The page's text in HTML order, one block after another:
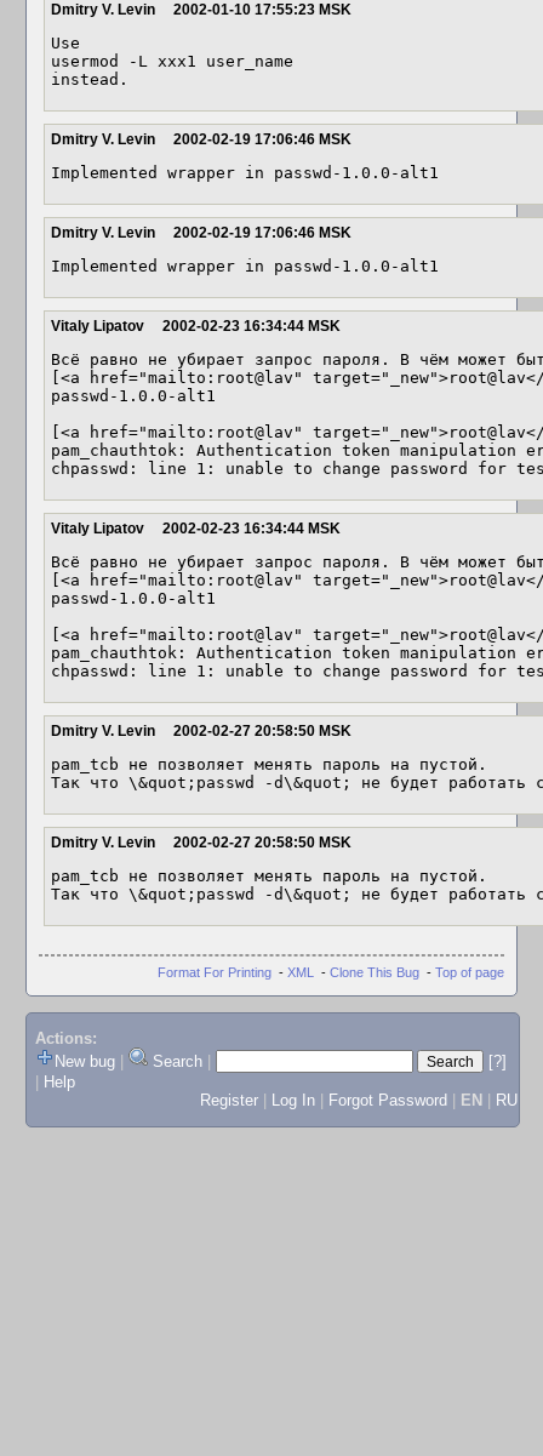
Dmitry V. Levin 2002-01-10 17:55:23 MSK
Use
usermod -L xxx1 user_name
instead.
Dmitry V. Levin 2002-02-19 17:06:46 MSK
Implemented wrapper in passwd-1.0.0-alt1
Dmitry V. Levin 2002-02-19 17:06:46 MSK
Implemented wrapper in passwd-1.0.0-alt1
Vitaly Lipatov 2002-02-23 16:34:44 MSK
Всё равно не убирает запрос пароля. В чём может
[<a href="mailto:root@lav"
passwd-1.0.0-alt1
[<a href="mailto:root@lav"
pam_chauthtok: Authentication token manipulation
chpasswd: line 1: unable to change password for
Vitaly Lipatov 2002-02-23 16:34:44 MSK
Всё равно не убирает запрос пароля. В чём может
[<a href="mailto:root@lav"
passwd-1.0.0-alt1
[<a href="mailto:root@lav"
pam_chauthtok: Authentication token manipulation
chpasswd: line 1: unable to change password for
Dmitry V. Levin 2002-02-27 20:58:50 MSK
pam_tcb не позволяет менять пароль на пустой.
Dmitry V. Levin 2002-02-27 20:58:50 MSK
pam_tcb не позволяет менять пароль на пустой.
Format For Printing - XML - Clone This Bug - Top of page
Actions:
New bug
Search
[?]
Help
Register
Log In Forgot Password EN RU